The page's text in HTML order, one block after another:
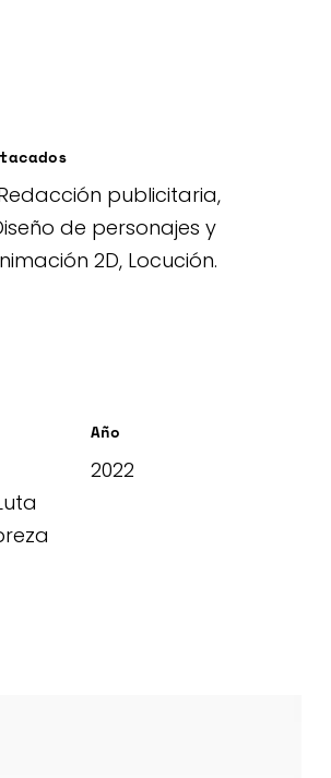
publicitaria,
de personajes y
2D, Locución.
Año
2022